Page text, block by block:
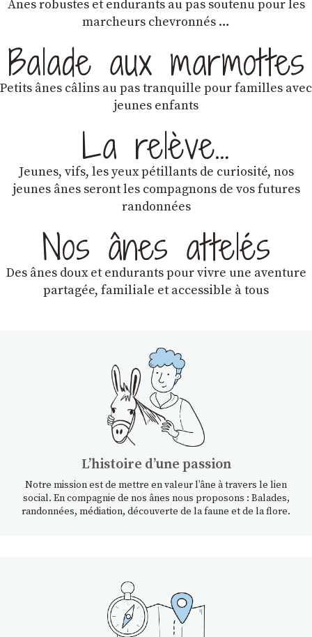
Ânes robustes et endurants au pas soutenu pour les
marcheurs chevronnés …
Balade aux marmottes
Petits ânes câlins au pas tranquille pour familles avec
jeunes enfants
La relève…
Jeunes, vifs, les yeux pétillants de curiosité, nos
jeunes ânes seront les compagnons de vos futures
randonnées
Nos ânes attelés
Des ânes doux et endurantspour vivre une aventure
partagée, familiale et accessible à tous
Lʼhistoire dʼune passion
Notre mission est de mettre en valeur l’âne à travers le lien
social. En compagnie de nos ânes nous proposons : Balades,
randonnées, médiation, découverte de la faune et de la flore.